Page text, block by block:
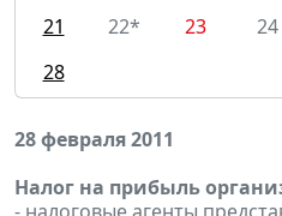
21
22* 23 24
28
28 февраля 2011
Налог на прибыль